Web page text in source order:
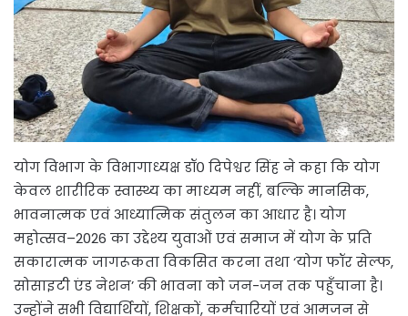
योग विभाग के विभागाध्यक्ष डॉ० दिपेश्वर सिंह ने कहा कि योग
केवल शारीरिक स्वास्थ्य का माध्यम नहीं, बल्कि मानसिक,
भावनात्मक एवं आध्यात्मिक संतुलन का आधार है। योग
महोत्सव–2026 का उद्देश्य युवाओं एवं समाज में योग के प्रति
सकारात्मक जागरूकता विकसित करना तथा ‘योग फॉर सेल्फ,
सोसाइटी एंड नेशन’ की भावना को जन-जन तक पहुँचाना है।
उन्होंने सभी विद्यार्थियों, शिक्षकों, कर्मचारियों एवं आमजन से